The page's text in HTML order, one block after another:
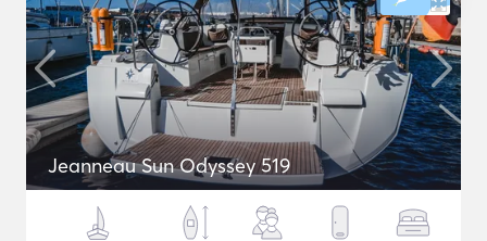
Jeanneau Sun Odyssey 519